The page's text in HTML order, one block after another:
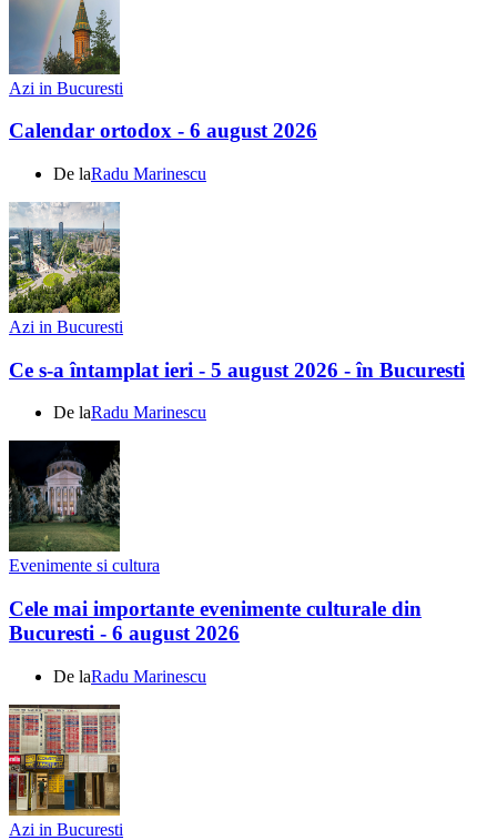
Azi in Bucuresti
Calendar ortodox - 6 august 2026
De laRadu Marinescu
Azi in Bucuresti
Ce s-a întamplat ieri - 5 august 2026 - în Bucuresti
De laRadu Marinescu
Evenimente si cultura
Cele mai importante evenimente culturale din
Bucuresti - 6 august 2026
De laRadu Marinescu
Azi in Bucuresti